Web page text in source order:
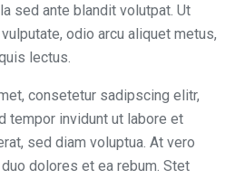
sed ante blandit volutpat. Ut
odio arcu aliquet metus,
lectus.
consetetur sadipscing elitr,
tempor invidunt ut labore et
sed diam voluptua. At vero
dolores et ea rebum. Stet